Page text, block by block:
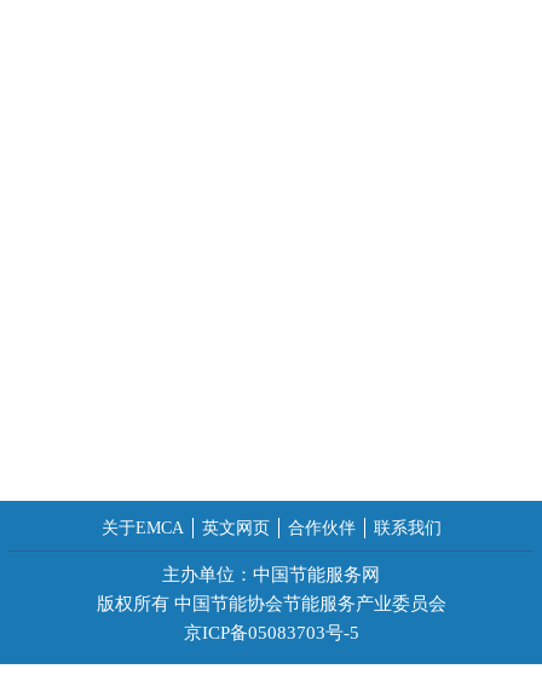
关于EMCA 英文网页 合作伙伴 联系我们
主办单位：中国节能服务网
版权所有 中国节能协会节能服务产业委员会
京ICP备05083703号-5